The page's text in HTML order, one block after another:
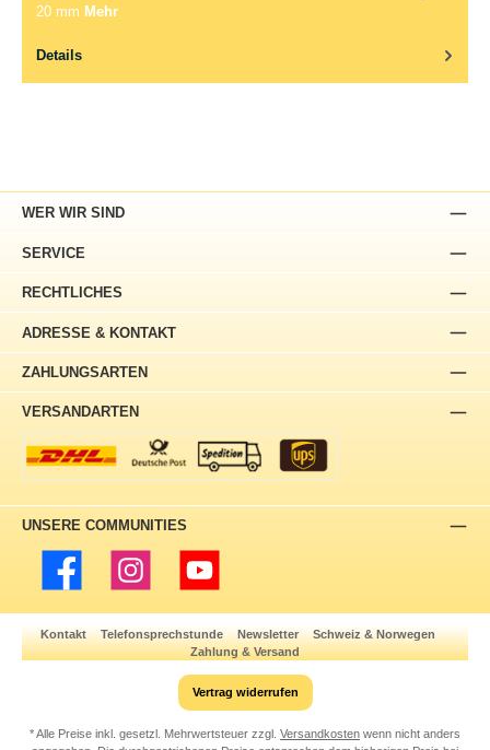
20 mm Mehr
Details
ADRESSE & KONTAKT
WER WIR SIND
SERVICE
RECHTLICHES
ZAHLUNGSARTEN
VERSANDARTEN
UNSERE COMMUNITIES
Facebook Instagram YouTube
Kontakt Telefonsprechstunde Newsletter
Schweiz & Norwegen
Zahlung & Versand
Vertrag widerrufen
* Alle Preise inkl. gesetzl. Mehrwertsteuer zzgl. Versandkosten wenn nicht anders